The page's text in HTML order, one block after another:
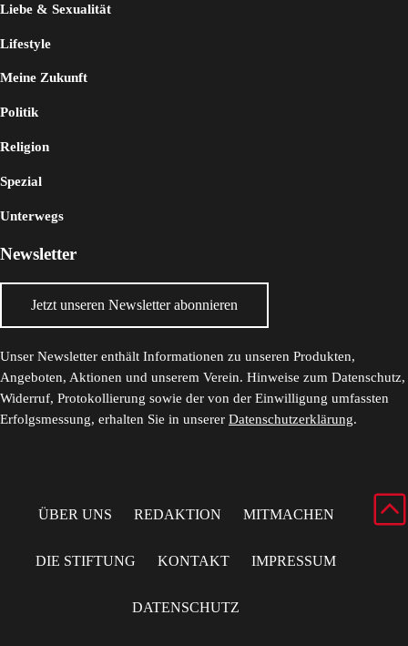
Liebe & Sexualität
Lifestyle
Meine Zukunft
Politik
Religion
Spezial
Unterwegs
Newsletter
Jetzt unseren Newsletter abonnieren
Unser Newsletter enthält Informationen zu unseren Produkten,
Angeboten, Aktionen und unserem Verein. Hinweise zum Datenschutz,
Widerruf, Protokollierung sowie der von der Einwilligung umfassten
Erfolgsmessung, erhalten Sie in unsererDatenschutzerklärung.
ÜBER UNS REDAKTION MITMACHEN
DIE STIFTUNG KONTAKT IMPRESSUM
DATENSCHUTZ